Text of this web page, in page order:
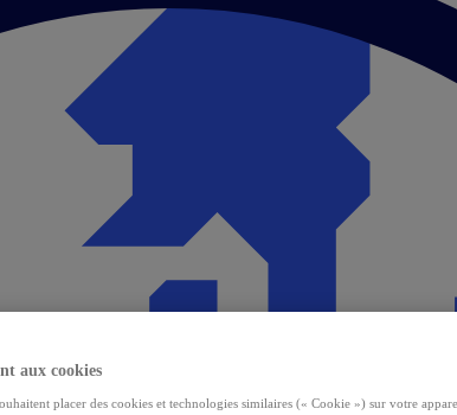
aux cookies
placer des cookies et technologies similaires (« Cookie ») sur votre